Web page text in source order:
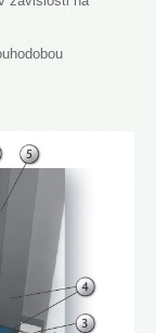
МАКЕДОНСКИ
РУССКИЙ (RUSSIAN)
SLOVENŠČINA
(SLOVENIAN)